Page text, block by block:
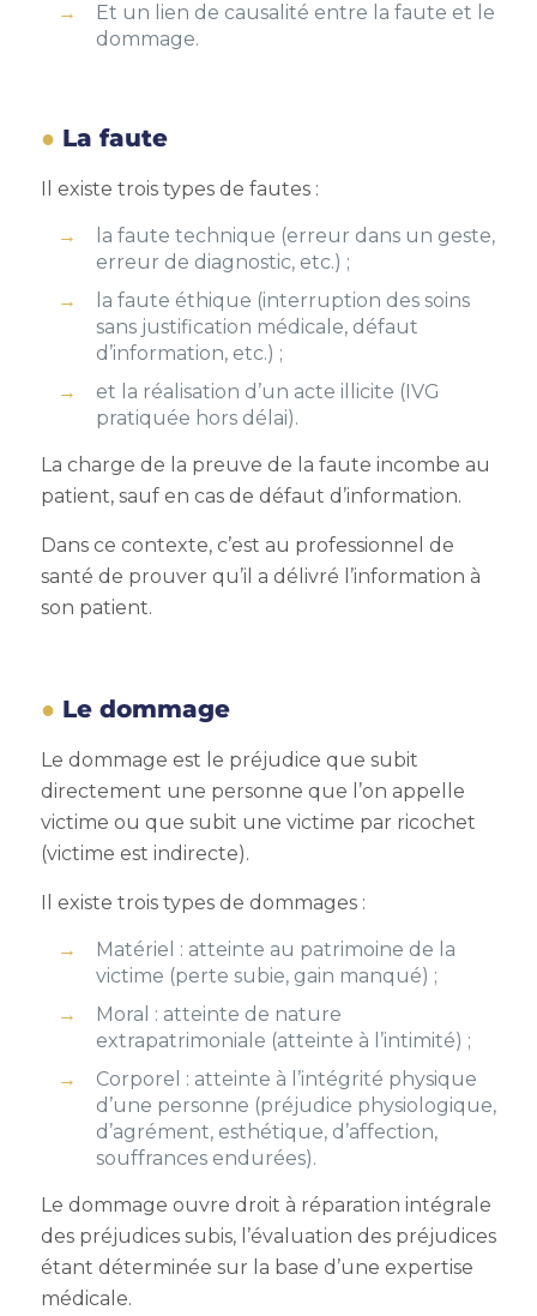
Et un lien de causalité entre la faute et le
dommage.
La faute
Il existe trois types de fautes :
la faute technique (erreur dans un geste,
erreur de diagnostic, etc.) ;
la faute éthique (interruption des soins
sans justification médicale, défaut
d’information, etc.) ;
et la réalisation d’un acte illicite (IVG
pratiquée hors délai).
La charge de la preuve de la faute incombe au
patient, sauf en cas de défaut d’information.
Dans ce contexte, c’est au professionnel de
santé de prouver qu’il a délivré l’information à
son patient.
Le dommage
Le dommage est le préjudice que subit
directement une personne que l’on appelle
victime ou que subit une victime par ricochet
(victime est indirecte).
Il existe trois types de dommages :
Matériel : atteinte au patrimoine de la
victime (perte subie, gain manqué) ;
Moral : atteinte de nature
extrapatrimoniale (atteinte à l’intimité) ;
Corporel : atteinte à l’intégrité physique
d’une personne (préjudice physiologique,
d’agrément, esthétique, d’affection,
souffrances endurées).
Le dommage ouvre droit à réparation intégrale
des préjudices subis, l’évaluation des préjudices
étant déterminée sur la base d’une expertise
médicale.